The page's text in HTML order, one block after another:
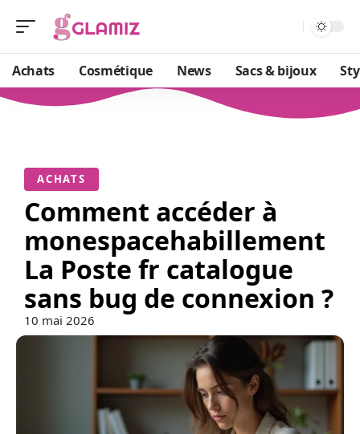
Achats Cosmétique News Sacs & bijoux
ACHATS
Comment accéder à
monespacehabillement
La Poste fr catalogue
sans bug de connexion ?
10 mai 2026